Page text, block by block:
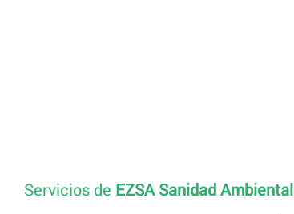
Servicios de EZSA Sanidad Ambiental